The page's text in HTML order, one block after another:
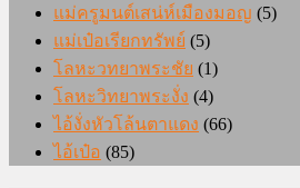
แม่ครูมนต์เสน่ห์เมืองมอญ (5)
แม่เป๋อเรียกทรัพย์ (5)
โลหะวทยาพระชัย (1)
โลหะวิทยาพระงั่ง (4)
ไอ้งั่งหัวโล้นตาแดง (66)
ไอ้เป๋อ (85)